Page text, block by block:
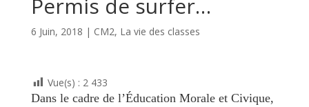
Permis de surfer…
6 Juin, 2018 | CM2, La vie des classes
Vue(s) : 2 433
Dans le cadre de l’Éducation Morale et Civique,